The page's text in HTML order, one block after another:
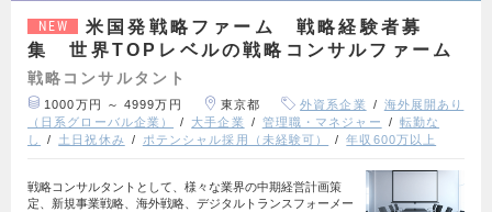
NEW
米国発戦略ファーム 戦略経験者募
集 世界TOPレベルの戦略コンサルファーム
戦略コンサルタント
1000万円 ～ 4999万円 東京都 外資系企業
海外展開あり
（日系グローバル企業）
大手企業 管理職・マネジャー
転勤な
し
土日祝休み ポテンシャル採用（未経験可） 年収600万以上
戦略コンサルタントとして、様々な業界の中期経営計画策
定、新規事業戦略、海外戦略、デジタルトランスフォーメー